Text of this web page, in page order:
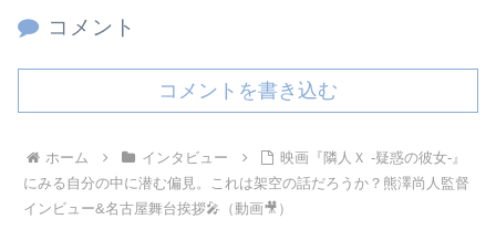
コメント
コメントを書き込む
ホーム インタビュー
映画『隣人Ｘ -疑惑の彼女-』
にみる自分の中に潜む偏見。これは架空の話だろうか？熊澤尚人監督
インビュー&名古屋舞台挨拶🎤（動画🎥）